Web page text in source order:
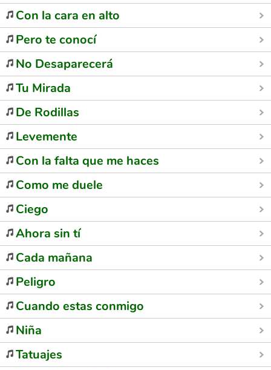
Con la cara en alto
Pero te conocí
No Desaparecerá
Tu Mirada
De Rodillas
Levemente
Con la falta que me haces
Como me duele
Ciego
Ahora sin tí
Cada mañana
Peligro
Cuando estas conmigo
Niña
Tatuajes